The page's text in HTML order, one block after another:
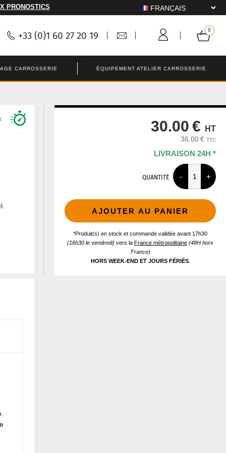
PRONOSTICS
+33 (0)1 60 27 20 19
CARROSSERIE ÉQUIPEMENT ATELIER CARROSSERIE
LIVRAISON 24H *
30.00 € HT
36.00 € TTC
QUANTITÉ
AJOUTER AU PANIER
*Produit(s) en stock et commande validée avant 17h30
(16h30 le vendredi) vers la France métropolitaine (48H hors
France)
HORS WEEK-END ET JOURS FÉRIÉS.